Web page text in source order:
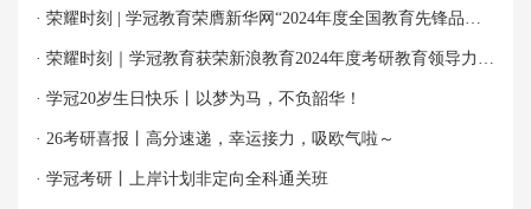
· 荣耀时刻 | 学冠教育荣膺新华网“2024年度全国教育先锋品牌
优秀案例”殊荣！
· 荣耀时刻｜学冠教育获荣新浪教育2024年度考研教育领导力品
牌！
· 学冠20岁生日快乐丨以梦为马，不负韶华！
· 26考研喜报丨高分速递，幸运接力，吸欧气啦～
· 学冠考研丨上岸计划非定向全科通关班